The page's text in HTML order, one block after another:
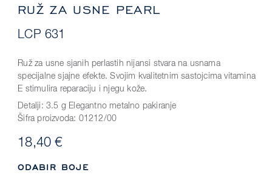
RUŽ ZA USNE PEARL
LCP 631
Ruž za usne sjanih perlastih nijansi stvara na usnama
specijalne sjajne efekte. Svojim kvalitetnim sastojcima vitamina
E stimulira reparaciju i njegu kože.
Detalji: 3.5 g Elegantno metalno pakiranje
Šifra proizvoda: 01212/00
18,40 €
ODABIR BOJE